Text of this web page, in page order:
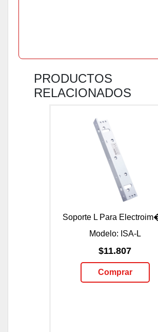
PRODUCTOS
RELACIONADOS
Soporte L Para
Modelo: ISA-L
$11.807
Comprar